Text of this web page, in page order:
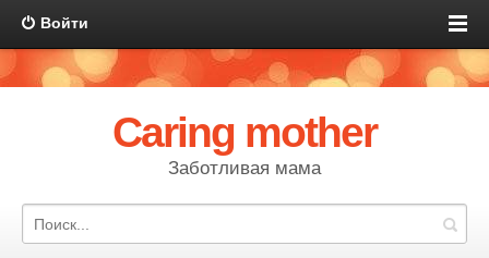
Войти
Caring mother
Заботливая мама